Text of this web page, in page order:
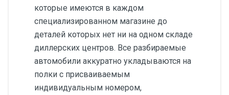
которые имеются в каждом
специализированном магазине до
деталей которых нет ни на одном складе
диллерских центров. Все разбираемые
автомобили аккуратно укладываются на
полки с присваиваемым
индивидуальным номером,